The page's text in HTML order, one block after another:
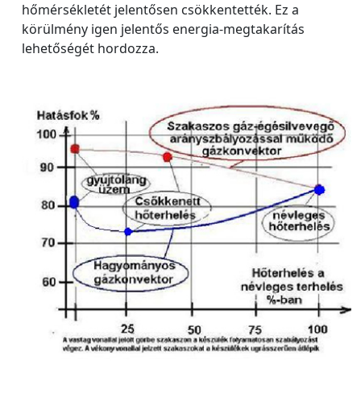
hőmérsékletét jelentősen csökkentették. Ez a
körülmény igen jelentős energia-megtakarítás
lehetőségét hordozza.